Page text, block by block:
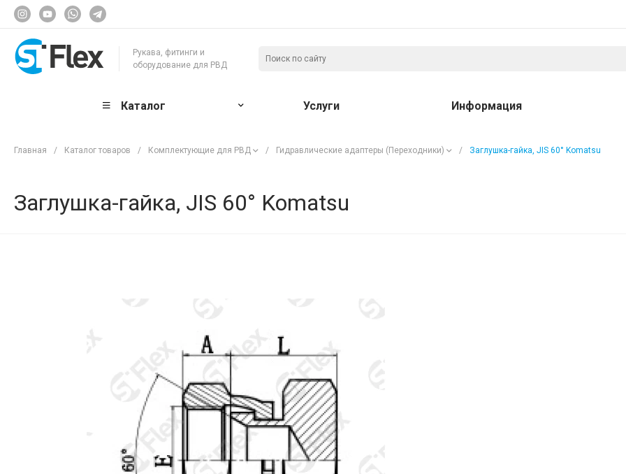
Рукава, фитинги и
оборудование для РВД
Каталог Услуги Информация
Главная / Каталог товаров / Комплектующие для РВД / Гидравлические адаптеры (Переходники) / Заглушка-гайка, JIS 60° Komatsu
Заглушка-гайка, JIS 60° Komatsu